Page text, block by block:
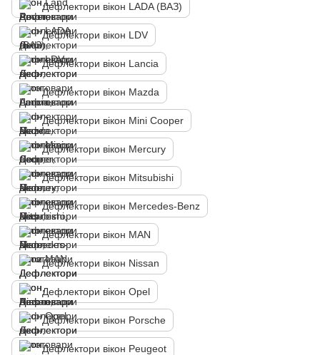
Дефлектори вікон LADA (ВАЗ)
Дефлектори вікон LDV
Дефлектори вікон Lancia
Дефлектори вікон Mazda
Дефлектори вікон Mini Cooper
Дефлектори вікон Mercury
Дефлектори вікон Mitsubishi
Дефлектори вікон Mercedes-Benz
Дефлектори вікон MAN
Дефлектори вікон Nissan
Дефлектори вікон Opel
Дефлектори вікон Porsche
Дефлектори вікон Peugeot